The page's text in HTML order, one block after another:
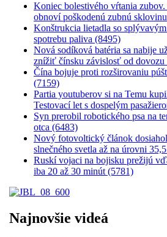
Koniec bolestivého vŕtania
obnoví poškodenú zubnú
Konštrukcia lietadla so
spotrebu paliva (8495)
Nová sodíková batéria sa nabije
znížiť čínsku závislosť od dovozu
Čína bojuje proti rozširovaniu
(7159)
Partia youtuberov si na Temu
Testovací let s dospelým
Syn prerobil robotického psa na
otca (6483)
Nový fotovoltický článok
slnečného svetla až na úrovni
Ruskí vojaci na bojisku prežijú
iba 20 až 30 minút (5781)
Najnovšie videá